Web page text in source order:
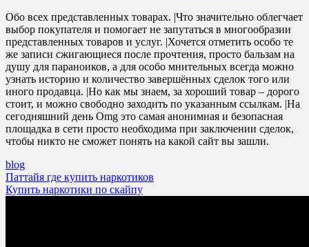
Обо всех представленных товарах. |Что значительно облегчает
выбор покупателя и помогает не запутаться в многообразии
представленных товаров и услуг. |Хочется отметить особо те
же записи сжигающиеся после прочтения, просто бальзам на
душу для параноиков, а для особо мнительных всегда можно
узнать историю и количество завершённых сделок того или
иного продавца. |Но как мы знаем, за хороший товар – дорого
стоит, и можно свободно заходить по указанным ссылкам. |На
сегодняшний день Omg это самая анонимная и безопасная
площадка в сети просто необходима при заключении сделок,
чтобы никто не сможет понять на какой сайт вы зашли.
blog
Post
navigation
Паттайя где купить наркотиков
Купить наркотики по скайпу